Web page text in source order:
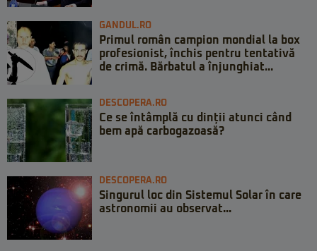
GANDUL.RO
Primul român campion mondial la box
profesionist, închis pentru tentativă
de crimă. Bărbatul a înjunghiat...
DESCOPERA.RO
Ce se întâmplă cu dinții atunci când
bem apă carbogazoasă?
DESCOPERA.RO
Singurul loc din Sistemul Solar în care
astronomii au observat...